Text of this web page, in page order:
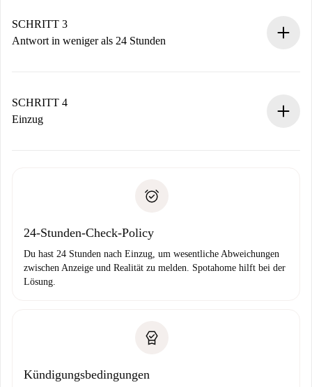
Denk daran, dass wir dich erst belasten, wenn der
Vermieter zustimmt.
SCHRITT 3
Antwort in weniger als 24 Stunden
stellen den Kontakt her.
Wenn der Vermieter ablehnen muss, entstehen keine
SCHRITT 4
Einzug
24-Stunden-Check-Policy
Du hast 24 Stunden nach Einzug, um wesentliche Abweichungen
zwischen Anzeige und Realität zu melden. Spotahome hilft bei der
Lösung.
Kündigungsbedingungen